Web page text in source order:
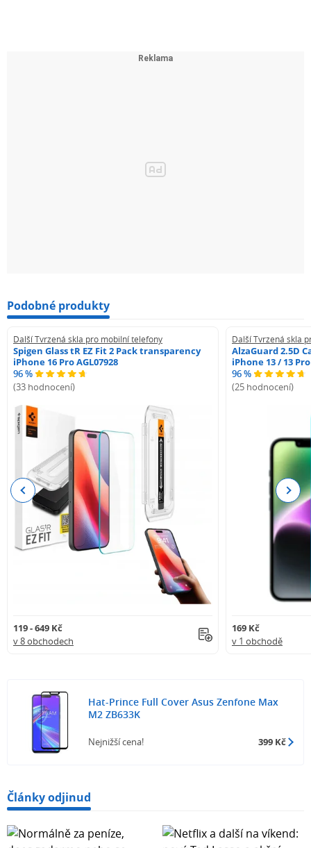
Podobné produkty
Další Tvrzená skla pro mobilní telefony
Spigen Glass tR EZ Fit 2 Pack transparency
iPhone 16 Pro AGL07928
96 %
(33 hodnocení)
119 - 649 Kč
v 8 obchodech
Další Tvrzená skla
AlzaGuard 2.5D
iPhone 13 / 13 Pro
96 %
(25 hodnocení)
169 Kč
v 1 obchodě
Previous Next
Hat-Prince Full Cover Asus Zenfone Max
M2 ZB633K
Nejnižší cena! 399 Kč
Články odjinud